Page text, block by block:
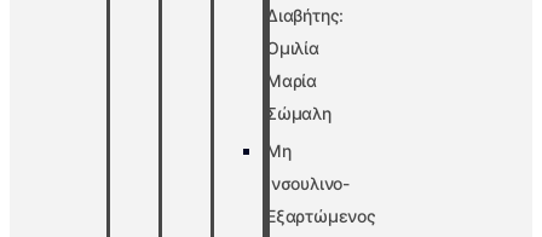
Διαβήτης:
Ομιλία
Μαρία
Σώμαλη
Μη
Ινσουλινο-
Εξαρτώμενος